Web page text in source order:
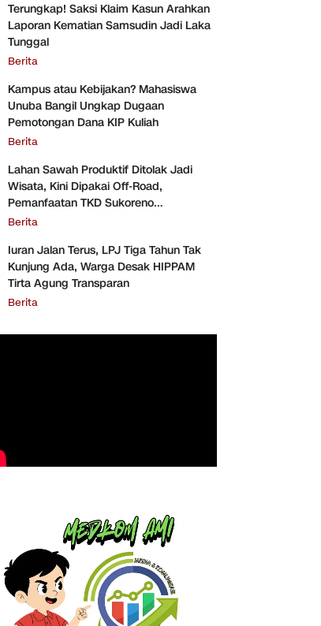
Terungkap! Saksi Klaim Kasun Arahkan
Laporan Kematian Samsudin Jadi Laka
Tunggal
Berita
Kampus atau Kebijakan? Mahasiswa
Unuba Bangil Ungkap Dugaan
Pemotongan Dana KIP Kuliah
Berita
Lahan Sawah Produktif Ditolak Jadi
Wisata, Kini Dipakai Off-Road,
Pemanfaatan TKD Sukoreno
Dipertanyakan
Berita
Iuran Jalan Terus, LPJ Tiga Tahun Tak
Kunjung Ada, Warga Desak HIPPAM
Tirta Agung Transparan
Berita